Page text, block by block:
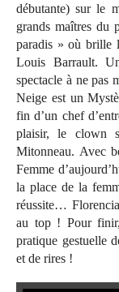
débutante) sur le
grands maîtres du
paradis » où brille
Louis Barrault.
spectacle à ne pas
Neige est un
fin d’un chef
plaisir, le clown
Mitonneau. Avec
Femme
la place de la
réussite…
au top ! Pour
pratique gestuelle
et de rires !